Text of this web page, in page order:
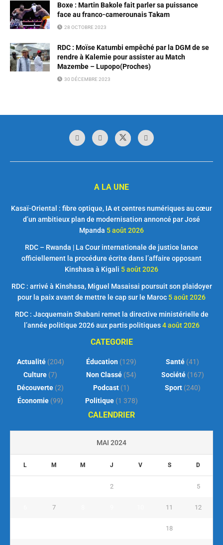
Boxe : Martin Bakole fait parler sa puissance
face au franco-camerounais Takam
28 OCTOBRE 2023
RDC : Moïse Katumbi empêché par la DGM de se
rendre à Kalemie pour assister au Match
Mazembe – Lupopo(Proches)
30 DÉCEMBRE 2023
A LA UNE
Kasaï-Oriental : fibre optique, IA et centres numériques au cœur
d’un ambitieux plan de modernisation annoncé par José
Mpanda 5 août 2026
RDC – Rwanda | La Cour internationale de justice lance
officiellement la procédure écrite dans l’affaire opposant
Kinshasa à Kigali 5 août 2026
RDC : arrivé à Kinshasa, Miguel Masaisai poursuit son plaidoyer
pour la paix avant de mettre le cap sur le Maroc 5 août 2026
RDC : Jacquemain Shabani remet la directive ministérielle de
l’année politique 2026 aux partis politiques 4 août 2026
CATEGORIE
Actualité(204)
Culture (7)
Découverte (2)
Économie (99)
Éducation (129)
Non Classé (54)
Podcast (1)
Politique(1 378)
Santé (41)
Société(167)
Sport(240)
CALENDRIER
MAI 2024
L M M J V S D
2 5
7 11 12
18